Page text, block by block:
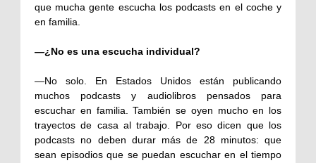
que mucha gente escucha los podcasts en el coche y
en familia.
—¿No es una escucha individual?
—No solo. En Estados Unidos están publicando
muchos podcasts y audiolibros pensados para
escuchar en familia. También se oyen mucho en los
trayectos de casa al trabajo. Por eso dicen que los
podcasts no deben durar más de 28 minutos: que
sean episodios que se puedan escuchar en el tiempo